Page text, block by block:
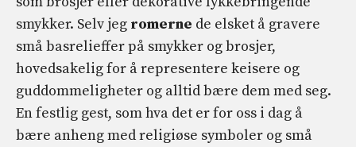
smykker. Selv jeg romerne de elsket å gravere
små basrelieffer på smykker og brosjer,
hovedsakelig for å representere keisere og
guddommeligheter og alltid bære dem med seg.
En festlig gest, som hva det er for oss i dag å
bære anheng med religiøse symboler og små